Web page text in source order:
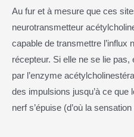
Au fur et à mesure que ces
neurotransmetteur
capable de transmettre l’influx
récepteur. Si elle ne se lie
par l’enzyme
des impulsions jusqu’à ce
nerf s’épuise (d’où la